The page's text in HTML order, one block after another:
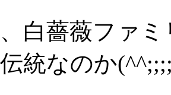
白薔薇ファ
統なのか